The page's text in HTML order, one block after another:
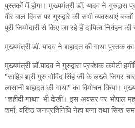
पुस्तकों में होगा। मुख्यमंत्री डॉ. यादव ने गुरुद्वारा
वीर बाल दिवस पर गुरुद्वारे की सभी व्यवस्थाएं
पूरी जिम्मेदारी से किए जा रहे हैं दायित्व निर्वहन की
मुख्यमंत्री डॉ. यादव ने शहादत की गाथा पुस्तक का
मुख्यमंत्री डॉ.यादव ने गुरुद्वारा प्रबंधक कमेटी
"साहिब श्री गुरु गोविंद सिंह जी के लख्ते जिगर
लासानी शहादत की गाथा" का विमोचन किया।
"शहीदी गाथा" भी देखी। इस अवसर पर भोपाल
शर्मा, वरिष्ठ जनप्रतिनिधि नेहा बग्गा तथा सिख